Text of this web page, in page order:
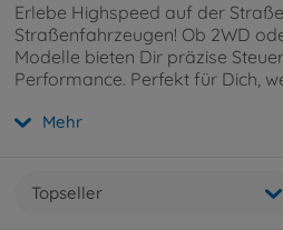
Erlebe Highspeed auf der
Straßenfahrzeugen! Ob 2WD
Modelle bieten Dir präzise
Performance. Perfekt für Dich,
Wenn Du mehr dazu erfahren
Mehr
Topseller